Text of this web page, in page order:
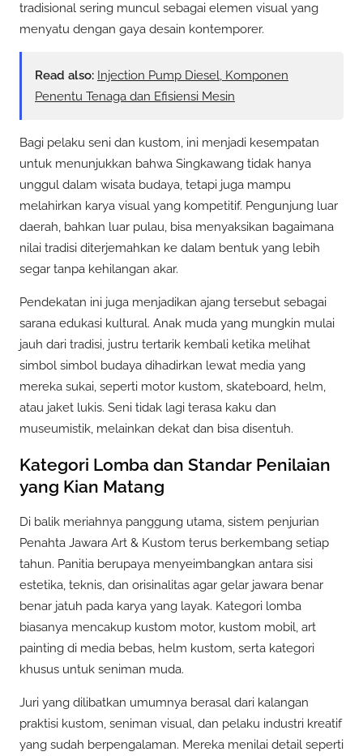
tradisional sering muncul sebagai elemen visual yang
menyatu dengan gaya desain kontemporer.
Read also: Injection Pump Diesel, Komponen
Penentu Tenaga dan Efisiensi Mesin
Bagi pelaku seni dan kustom, ini menjadi kesempatan
untuk menunjukkan bahwa Singkawang tidak hanya
unggul dalam wisata budaya, tetapi juga mampu
melahirkan karya visual yang kompetitif. Pengunjung luar
daerah, bahkan luar pulau, bisa menyaksikan bagaimana
nilai tradisi diterjemahkan ke dalam bentuk yang lebih
segar tanpa kehilangan akar.
Pendekatan ini juga menjadikan ajang tersebut sebagai
sarana edukasi kultural. Anak muda yang mungkin mulai
jauh dari tradisi, justru tertarik kembali ketika melihat
simbol simbol budaya dihadirkan lewat media yang
mereka sukai, seperti motor kustom, skateboard, helm,
atau jaket lukis. Seni tidak lagi terasa kaku dan
museumistik, melainkan dekat dan bisa disentuh.
Kategori Lomba dan Standar Penilaian
yang Kian Matang
Di balik meriahnya panggung utama, sistem penjurian
Penahta Jawara Art & Kustom terus berkembang setiap
tahun. Panitia berupaya menyeimbangkan antara sisi
estetika, teknis, dan orisinalitas agar gelar jawara benar
benar jatuh pada karya yang layak. Kategori lomba
biasanya mencakup kustom motor, kustom mobil, art
painting di media bebas, helm kustom, serta kategori
khusus untuk seniman muda.
Juri yang dilibatkan umumnya berasal dari kalangan
praktisi kustom, seniman visual, dan pelaku industri kreatif
yang sudah berpengalaman. Mereka menilai detail seperti